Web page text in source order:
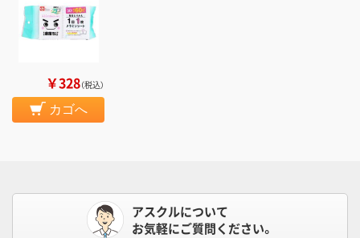
￥328（税込）
カゴへ
アスクルについて
お気軽にご質問ください。